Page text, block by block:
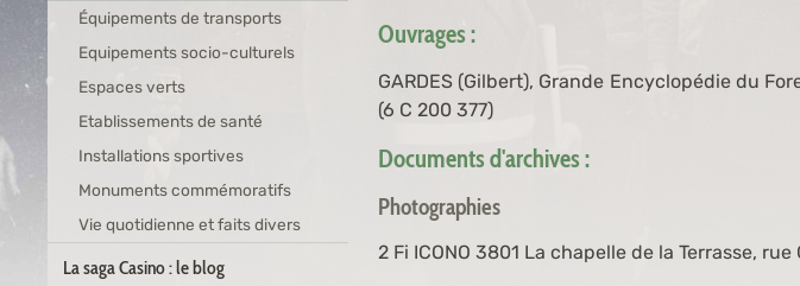
Équipements de transports
Equipements socio-culturels
Espaces verts
Etablissements de santé
Installations sportives
Monuments commémoratifs
Vie quotidienne et faits divers
La saga Casino : le blog
Ouvrages :
GARDES (Gilbert), Grande Encyclopédie du
(6 C 200 377)
Documents d'archives :
Photographies
2 Fi ICONO 3801 La chapelle de la Terrasse,